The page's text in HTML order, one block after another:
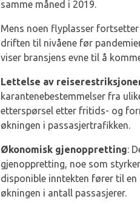
samme måned i 2019.
Mens noen flyplasser
driften til nivåene før
viser bransjens evne til å
Lettelse av
karantenebestemmelser fra
etterspørsel etter fritids- og
økningen i passasjertrafikken.
Økonomisk gjenoppretting:
gjenoppretting, noe som
disponible inntekten fører til
økningen i antall passasjerer.